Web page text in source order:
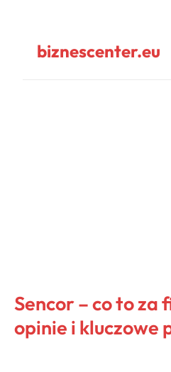
biznescenter.eu
Sencor – co to za
opinie i kluczowe